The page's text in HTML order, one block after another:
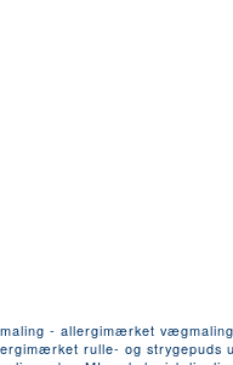
- allergimærket
rulle- og strygepuds